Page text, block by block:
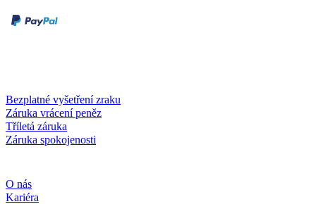
Bezplatné vyšetření zraku
Záruka vrácení peněz
Tříletá záruka
Záruka spokojenosti
O nás
Kariéra